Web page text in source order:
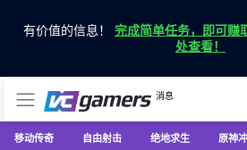
有价值的信息！ 完成简单任务，即可赚
处查看！
VC游戏新闻
消息
仅在 VCGamers 获取
移动传奇 自由射击 绝地求生 原神